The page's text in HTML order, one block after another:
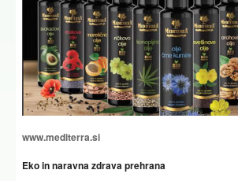
www.mediterra.si
Eko in naravna zdrava prehrana